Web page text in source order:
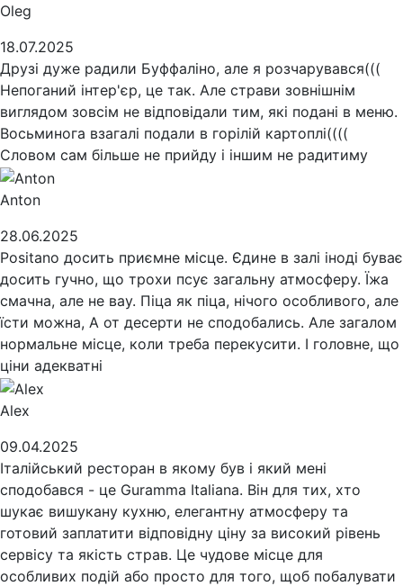
Oleg
18.07.2025
Друзі дуже радили Буффаліно, але я розчарувався(((
Непоганий інтер'єр, це так. Але страви зовнішнім
виглядом зовсім не відповідали тим, які подані в меню.
Восьминога взагалі подали в горілій картоплі((((
Словом сам більше не прийду і іншим не радитиму
Anton
28.06.2025
Positano досить приємне місце. Єдине в залі іноді буває
досить гучно, що трохи псує загальну атмосферу. Їжа
смачна, але не вау. Піца як піца, нічого особливого, але
їсти можна, А от десерти не сподобались. Але загалом
нормальне місце, коли треба перекусити. І головне, що
ціни адекватні
Alex
09.04.2025
Італійський ресторан в якому був і який мені
сподобався - це Guramma Italiana. Він для тих, хто
шукає вишукану кухню, елегантну атмосферу та
готовий заплатити відповідну ціну за високий рівень
сервісу та якість страв. Це чудове місце для
особливих подій або просто для того, щоб побалувати